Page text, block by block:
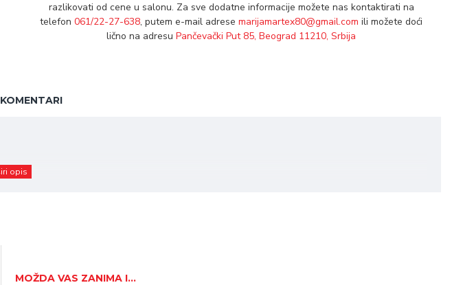
razlikovati od cene u salonu. Za sve dodatne informacije možete nas kontaktirati na
telefon061/22-27-638, putem e-mail adresemarijamartex80@gmail.com ili možete doći
lično na adresuPančevački Put 85, Beograd 11210, Srbija
KOMENTARI
MOŽDA VAS ZANIMA I...